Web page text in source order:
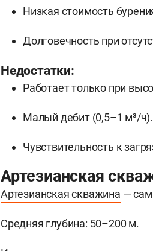
Низкая стоимость
Долговечность при
Недостатки:
Работает только при
Малый дебит (0,5–1 м³/ч).
Чувствительность к
Артезианская
Артезианская скважина —
Средняя глубина: 50–200 м.